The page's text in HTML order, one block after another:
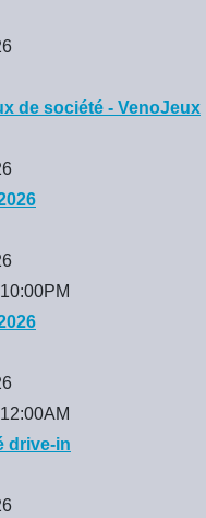
de société - VenoJeux
10:00PM
12:00AM
drive-in